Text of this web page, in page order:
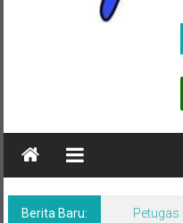
Menyikap
Dan
Tegas
Berita Baru:
Petugas